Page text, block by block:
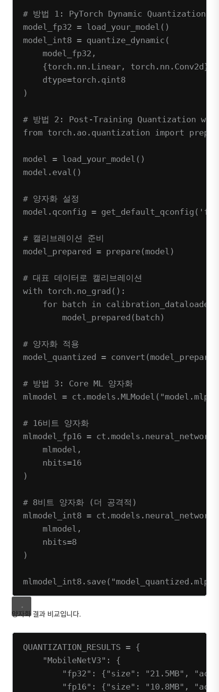
# 방법 1: PyTorch Dynamic Quantization
model_fp32 = load_your_model()
model_int8 = quantize_dynamic(
model_fp32,
{torch.nn.Linear, torch.nn.Conv2d},
dtype=torch.qint8
)
# 방법 2: Post-Training Quantization
from torch.ao.quantization import
model = load_your_model()
model.eval()
# 양자화 설정
model.qconfig = get_default_qconfig(
# 캘리브레이션 준비
model_prepared = prepare(model)
# 대표 데이터로 캘리브레이션
with torch.no_grad():
for batch in calibration_dataloader:
model_prepared(batch)
# 양자화 적용
model_quantized =
# 방법 3: Core ML 양자화
mlmodel = ct.models.MLModel(
# 16비트 양자화
mlmodel_fp16 =
mlmodel,
nbits=16
)
# 8비트 양자화 (더 공격적)
mlmodel_int8 =
mlmodel,
nbits=8
)
mlmodel_int8.save(
양자화 결과 비교입니다.
QUANTIZATION_RESULTS = {
"MobileNetV3" : {
"fp32" : {"size" : "21.5MB" ,
"fp16" : {"size" : "10.8MB" ,